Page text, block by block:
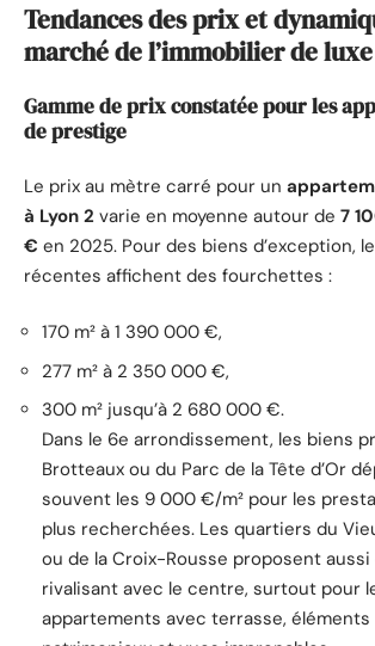
Tendances des prix et
marché de l’immobilier de
Gamme de prix constatée pour les
de prestige
Le prix au mètre carré pour un
à Lyon 2 varie en moyenne autour de 7
€ en 2025. Pour des biens d’exception,
récentes affichent des fourchettes :
170 m² à 1 390 000 €,
277 m² à 2 350 000 €,
300 m² jusqu’à 2 680 000 €.
Dans le 6e arrondissement, les biens
Brotteaux ou du Parc de la Tête d’Or
souvent les 9 000 €/m² pour les
plus recherchées. Les quartiers du
ou de la Croix-Rousse proposent
rivalisant avec le centre, surtout pour
appartements avec terrasse, éléments